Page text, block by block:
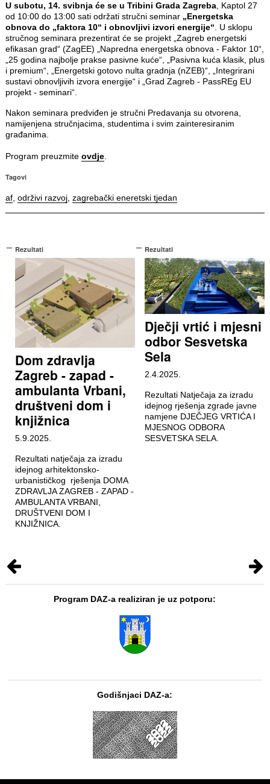
U subotu, 14. svibnja će se u Tribini Grada Zagreba, Kaptol 27
od 10:00 do 13:00 sati održati stručni seminar „Energetska
obnova do „faktora 10“ i obnovljivi izvori energije“ . U sklopu
stručnog seminara prezentirat će se projekt „Zagreb energetski
efikasan grad“ (ZagEE) „Napredna energetska obnova - Faktor 10“,
„25 godina najbolje prakse pasivne kuće“, „Pasivna kuća klasik, plus
i premium“, „Energetski gotovo nulta gradnja (nZEB)“, „Integrirani
sustavi obnovljivih izvora energije“ i „Grad Zagreb - PassREg EU
projekt - seminari“.
Nakon seminara predviđen je stručni Predavanja su otvorena,
namijenjena stručnjacima, studentima i svim zainteresiranim
građanima.
Program preuzmite ovdje.
Tagovi
af, održivi razvoj, zagrebački eneretski tjedan
Rezultati
Dom zdravlja
Zagreb - zapad -
ambulanta Vrbani,
društveni dom i
knjižnica
5.9.2025.
Rezultati natječaja za izradu
idejnog arhitektonsko-
urbanističkog rješenja DOMA
ZDRAVLJA ZAGREB - ZAPAD -
AMBULANTA VRBANI,
DRUŠTVENI DOM I
KNJIŽNICA.
Rezultati
Dječji vrtić i mjesni
odbor Sesvetska
Sela
2.4.2025.
Rezultati Natječaja za izradu
idejnog rješenja zgrade javne
namjene DJEČJEG VRTIĆA I
MJESNOG ODBORA
SESVETSKA SELA.
Program DAZ-a realiziran je uz potporu:
Godišnjaci DAZ-a: